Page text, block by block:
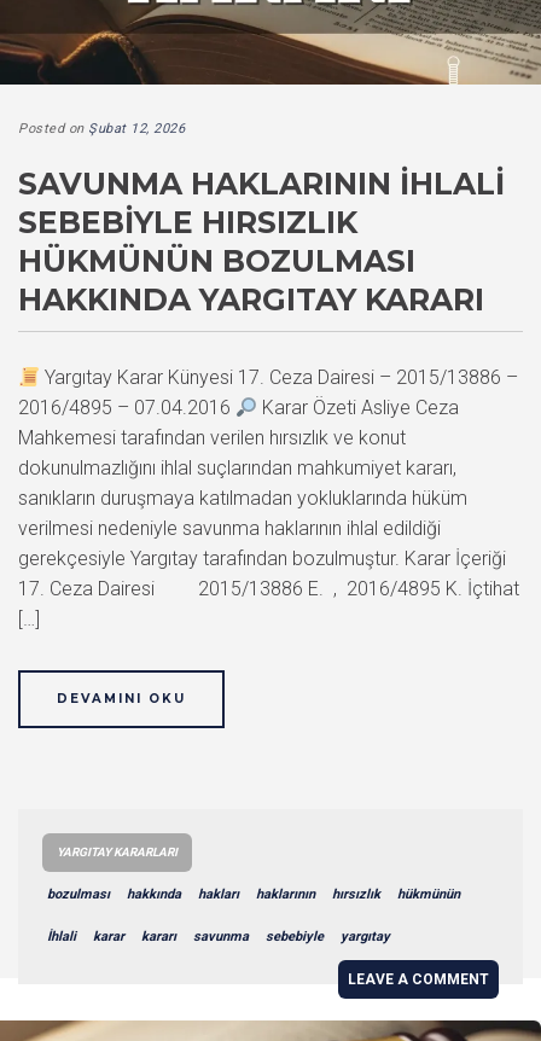
Posted on Şubat 12, 2026
SAVUNMA HAKLARININ İHLALI
SEBEBIYLE HIRSIZLIK
HÜKMÜNÜN BOZULMASI
HAKKINDA YARGITAY KARARI
Yargıtay Karar Künyesi 17. Ceza Dairesi – 2015/13886 –
2016/4895 – 07.04.2016
Karar Özeti Asliye Ceza
Mahkemesi tarafından verilen hırsızlık ve konut
dokunulmazlığını ihlal suçlarından mahkumiyet kararı,
sanıkların duruşmaya katılmadan yokluklarında hüküm
verilmesi nedeniyle savunma haklarının ihlal edildiği
gerekçesiyle Yargıtay tarafından bozulmuştur. Karar İçeriği
17. Ceza Dairesi 2015/13886 E. , 2016/4895 K. İçtihat
[…]
DEVAMINI OKU
YARGITAY KARARLARI
bozulması hakkında hakları haklarının hırsızlık hükmünün
İhlali karar kararı savunma sebebiyle yargıtay
LEAVE A COMMENT